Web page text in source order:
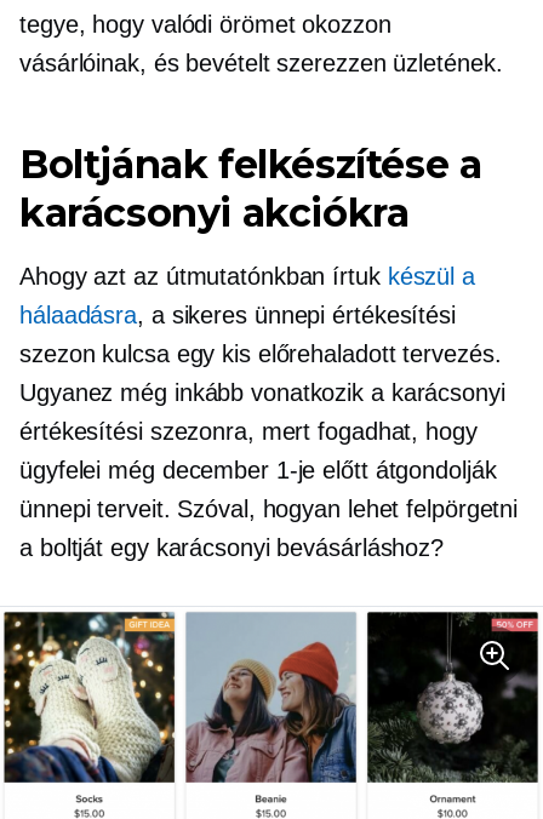
tegye, hogy valódi örömet okozzon
vásárlóinak, és bevételt szerezzen üzletének.
Boltjának felkészítése a
karácsonyi akciókra
Ahogy azt az útmutatónkban írtuk készül a
hálaadásra, a sikeres ünnepi értékesítési
szezon kulcsa egy kis előrehaladott tervezés.
Ugyanez még inkább vonatkozik a karácsonyi
értékesítési szezonra, mert fogadhat, hogy
ügyfelei még december 1-je előtt átgondolják
ünnepi terveit. Szóval, hogyan lehet felpörgetni
a boltját egy karácsonyi bevásárláshoz?